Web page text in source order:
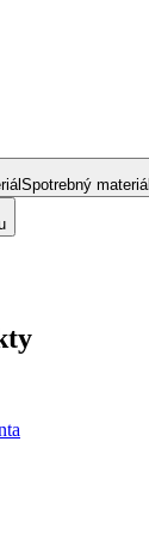
Spotrebný materiál